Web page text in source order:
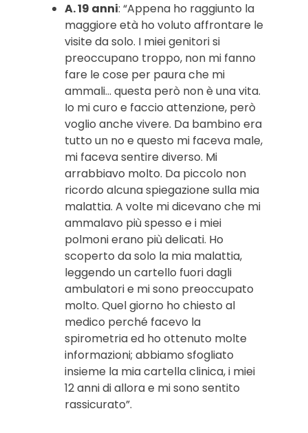
A. 19 anni: “Appena ho raggiunto la
maggiore età ho voluto affrontare le
visite da solo. I miei genitori si
preoccupano troppo, non mi fanno
fare le cose per paura che mi
ammali… questa però non è una vita.
Io mi curo e faccio attenzione, però
voglio anche vivere. Da bambino era
tutto un no e questo mi faceva male,
mi faceva sentire diverso. Mi
arrabbiavo molto. Da piccolo non
ricordo alcuna spiegazione sulla mia
malattia. A volte mi dicevano che mi
ammalavo più spesso e i miei
polmoni erano più delicati. Ho
scoperto da solo la mia malattia,
leggendo un cartello fuori dagli
ambulatori e mi sono preoccupato
molto. Quel giorno ho chiesto al
medico perché facevo la
spirometria ed ho ottenuto molte
informazioni; abbiamo sfogliato
insieme la mia cartella clinica, i miei
12 anni di allora e mi sono sentito
rassicurato”.